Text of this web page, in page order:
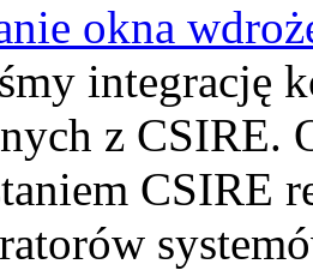
okna
integrację
z CSIRE.
CSIRE